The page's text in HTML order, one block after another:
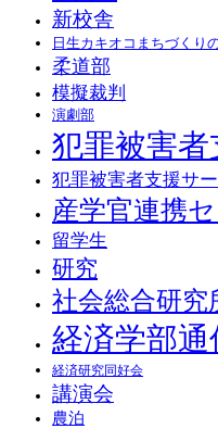
新校舎
日生カキオコまちづくり
柔道部
模擬裁判
演劇部
犯罪被害者
犯罪被害者支援サ
産学官連携
留学生
研究
社会総合研究
経済学部通
経済研究同好会
講演会
農泊